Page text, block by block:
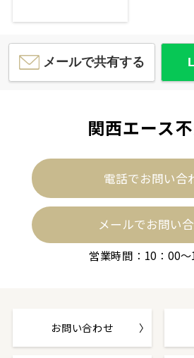
メールで共有する
関西エース
電話でお問い合
メールでお問い
営業時間：10：00
お問い合わせ